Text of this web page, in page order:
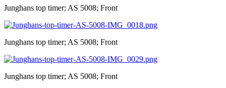
Junghans top timer; AS 5008; Front
Junghans top timer; AS 5008; Front
Junghans top timer; AS 5008; Front